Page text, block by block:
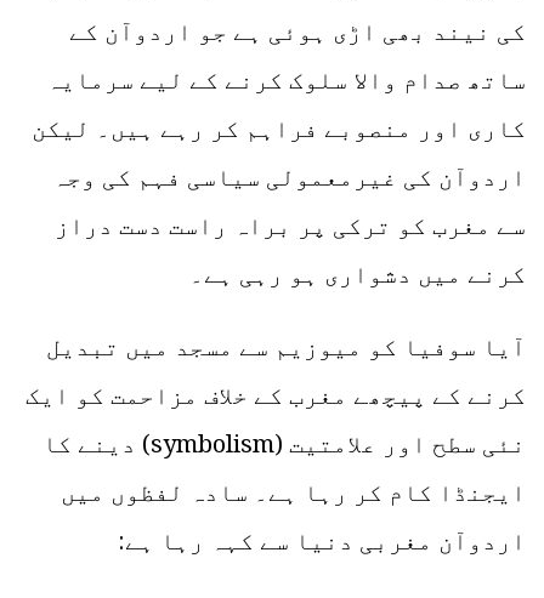
کی نیند بھی اڑی ہوئی ہے جو اردوآن کے
ساتھ صدام والا سلوک کرنے کے لیے سرمایہ
کاری اور منصوبے فراہم کر رہے ہیں۔ لیکن
اردوآن کی غیرمعمولی سیاسی فہم کی وجہ
سے مغرب کو ترکی پر براہ راست دست دراز
کرنے میں دشواری ہو رہی ہے۔
آیا سوفیا کو میوزیم سے مسجد میں تبدیل
کرنے کے پیچھے مغرب کے خلاف مزاحمت کو ایک
نئی سطح اور علامتیت (symbolism) دینے کا
ایجنڈا کام کر رہا ہے۔ سادہ لفظوں میں
اردوآن مغربی دنیا سے کہہ رہا ہے: